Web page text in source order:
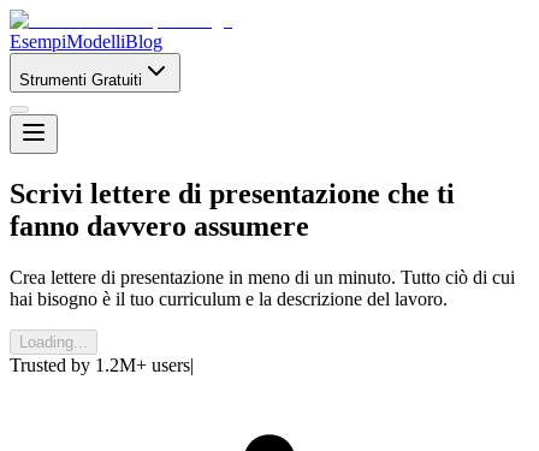
EsempiModelliBlog
Strumenti Gratuiti
Scrivi lettere di presentazione che ti
fanno davvero assumere
Crea lettere di presentazione in meno di un minuto. Tutto ciò di cui
hai bisogno è il tuo curriculum e la descrizione del lavoro.
Loading...
Trusted by 1.2M+ users|